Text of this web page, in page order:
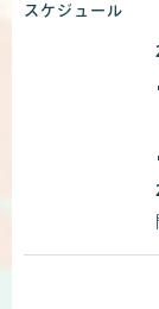
スケジュール